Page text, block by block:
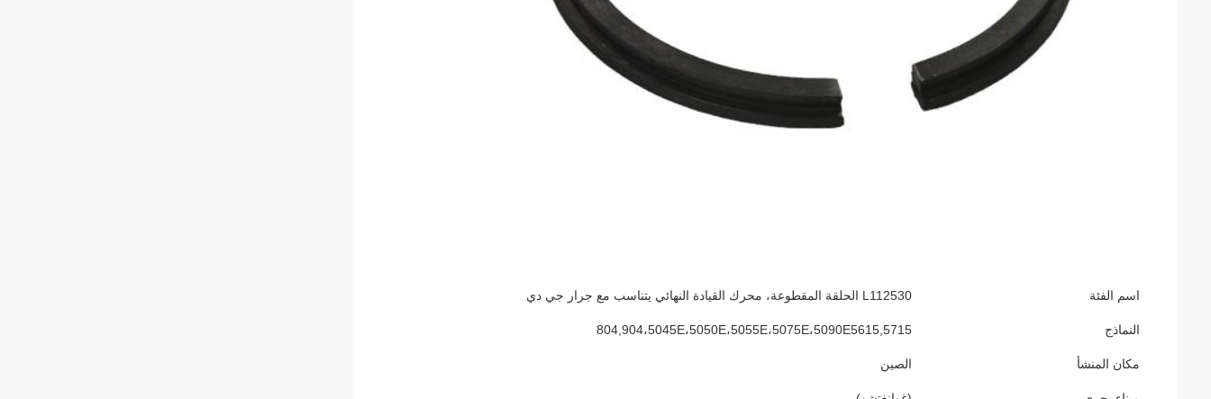
اسم الفئة L112530 الحلقة المقطوعة، محرك القيادة النهائي يتناسب مع جرار جي دي
النماذج 804,904،5045E،5050E،5055E،5075E،5090E5615,5715
مكان المنشأ الصين